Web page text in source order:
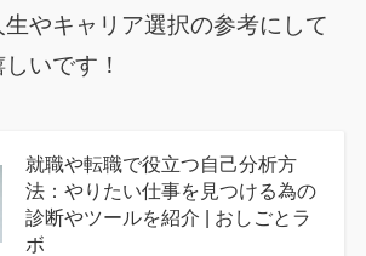
生やキャリア選択の参考にして
いです！
就職や転職で役立つ自己分析方
法：やりたい仕事を見つける為の
診断やツールを紹介 | おしごとラ
ボ